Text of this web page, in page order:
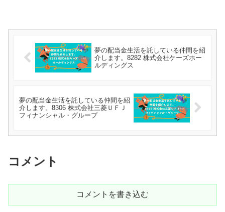
夢の配当金生活を託している仲間を紹
介します。8282 株式会社ケーズホー
ルディングス
夢の配当金生活を託している仲間を紹
介します。8306 株式会社三菱ＵＦＪ
フィナンシャル・グループ
コメント
コメントを書き込む